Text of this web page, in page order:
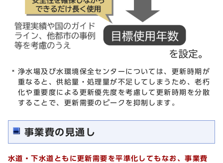
浄水場及び水環境保全センターについては、更新時期が
重なると、供給量・処理量が不足してしまうため、老朽
化や重要度による更新優先度を考慮して更新時期を分散
することで、更新需要のピークを抑制します。
事業費の見通し
水道・下水道ともに更新需要を平準化してもなお、事業費